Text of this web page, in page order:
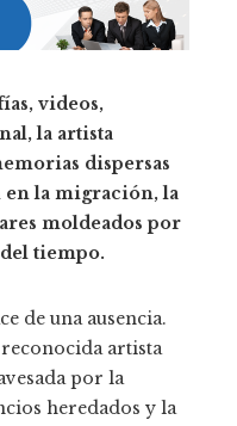
videos,
la artista
dispersas
en la migración, la
moldeados por
tiempo.
de una ausencia.
artista
por la
heredados y la